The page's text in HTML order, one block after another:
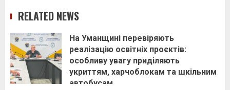
RELATED NEWS
На Уманщині перевіряють
реалізацію освітніх проєктів:
особливу увагу приділяють
укриттям, харчоблокам та шкільним
автобусам